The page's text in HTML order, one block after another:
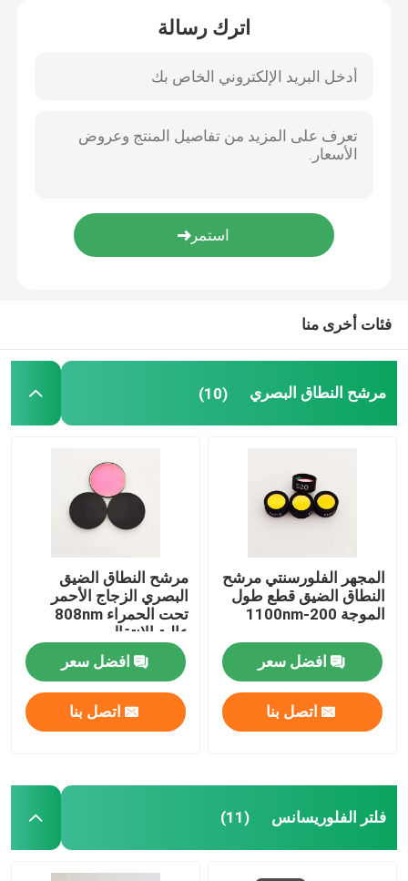
زجاج الحماية الكهرومغناطيسي
مرشحات محلل الكيمياء الحيوية
المرشح البصري الطويل
المرشح البصري القصير
فيلم عاكس عالي
جهاز تقسيم الشعاع البصري
نظارات مضادة للوهج
اترك رسالة
فئات أخرى منا
مرشح النطاق البصري (10)
المجهر الفلورسنتي مرشح
النطاق الضيق قطع طول
الموجة 200-1100nm
افضل سعر
اتصل بنا
مرشح النطاق الضيق
البصري الزجاج الأحمر
تحت الحمراء 808nm
عالية الانتقال
افضل سعر
اتصل بنا
فلتر الفلوريسانس (11)